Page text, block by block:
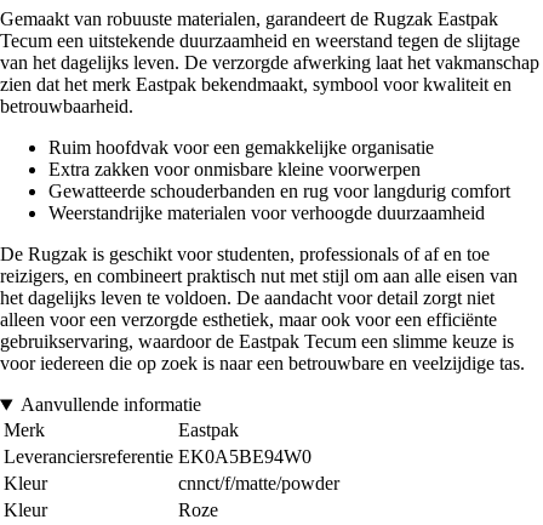
Gemaakt van robuuste materialen, garandeert de Rugzak Eastpak
Tecum een uitstekende duurzaamheid en weerstand tegen de slijtage
van het dagelijks leven. De verzorgde afwerking laat het vakmanschap
zien dat het merk Eastpak bekendmaakt, symbool voor kwaliteit en
betrouwbaarheid.
Ruim hoofdvak voor een gemakkelijke organisatie
Extra zakken voor onmisbare kleine voorwerpen
Gewatteerde schouderbanden en rug voor langdurig comfort
Weerstandrijke materialen voor verhoogde duurzaamheid
De Rugzak is geschikt voor studenten, professionals of af en toe
reizigers, en combineert praktisch nut met stijl om aan alle eisen van
het dagelijks leven te voldoen. De aandacht voor detail zorgt niet
alleen voor een verzorgde esthetiek, maar ook voor een efficiënte
gebruikservaring, waardoor de Eastpak Tecum een slimme keuze is
voor iedereen die op zoek is naar een betrouwbare en veelzijdige tas.
Aanvullende informatie
Merk
Eastpak
Leveranciersreferentie EK0A5BE94W0
Kleur
cnnct/f/matte/powder
Kleur
Roze